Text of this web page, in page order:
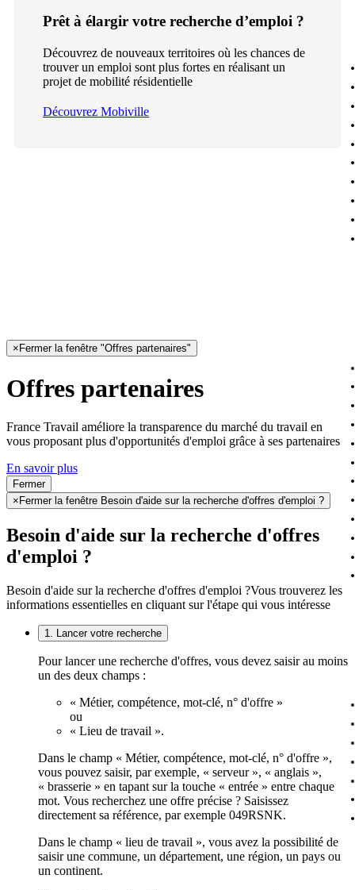
Prêt à élargir votre recherche d’emploi ?
Découvrez de nouveaux territoires où les chances de
trouver un emploi sont plus fortes en réalisant un
projet de mobilité résidentielle
Découvrez Mobiville
× Fermer la fenêtre "Offres partenaires"
Offres partenaires
France Travail améliore la transparence du marché du travail en
vous proposant plus d'opportunités d'emploi grâce à ses partenaires
En savoir plus
Fermer
× Fermer la fenêtre Besoin d'aide sur la recherche d'offres d'emploi ?
Besoin d'aide sur la recherche d'offres
d'emploi ?
Besoin d'aide sur la recherche d'offres d'emploi ?Vous trouverez les
informations essentielles en cliquant sur l'étape qui vous intéresse
1. Lancer votre recherche
Pour lancer une recherche d'offres, vous devez saisir au moins
un des deux champs :
« Métier, compétence, mot-clé, n° d'offre »
ou
« Lieu de travail ».
Dans le champ « Métier, compétence, mot-clé, n° d'offre »,
vous pouvez saisir, par exemple, « serveur », « anglais »,
« brasserie » en tapant sur la touche « entrée » entre chaque
mot. Vous recherchez une offre précise ? Saisissez
directement sa référence, par exemple 049RSNK.
Dans le champ « lieu de travail », vous avez la possibilité de
saisir une commune, un département, une région, un pays ou
un continent.